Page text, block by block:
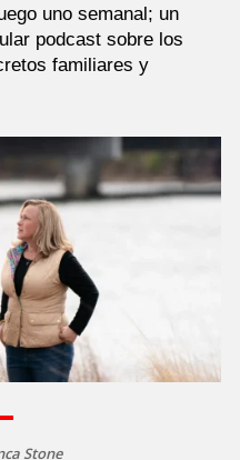
uno semanal; un
podcast sobre los
familiares y
Stone